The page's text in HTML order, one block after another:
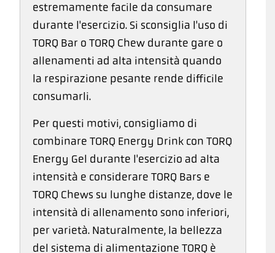
estremamente facile da consumare
durante l'esercizio. Si sconsiglia l'uso di
TORQ Bar o TORQ Chew durante gare o
allenamenti ad alta intensità quando
la respirazione pesante rende difficile
consumarli.
Per questi motivi, consigliamo di
combinare TORQ Energy Drink con TORQ
Energy Gel durante l'esercizio ad alta
intensità e considerare TORQ Bars e
TORQ Chews su lunghe distanze, dove le
intensità di allenamento sono inferiori,
per varietà. Naturalmente, la bellezza
del sistema di alimentazione TORQ è